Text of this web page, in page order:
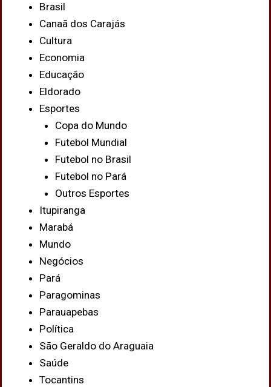
Brasil
Canaã dos Carajás
Cultura
Economia
Educação
Eldorado
Esportes
Copa do Mundo
Futebol Mundial
Futebol no Brasil
Futebol no Pará
Outros Esportes
Itupiranga
Marabá
Mundo
Negócios
Pará
Paragominas
Parauapebas
Política
São Geraldo do Araguaia
Saúde
Tocantins